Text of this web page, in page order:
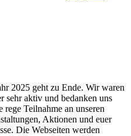
2025 geht zu Ende. Wir waren
sehr aktiv und bedanken uns
rege Teilnahme an unseren
Aktionen und euer
Die Webseiten werden